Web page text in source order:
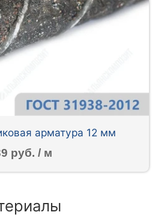
арматура 12 мм
руб. / м